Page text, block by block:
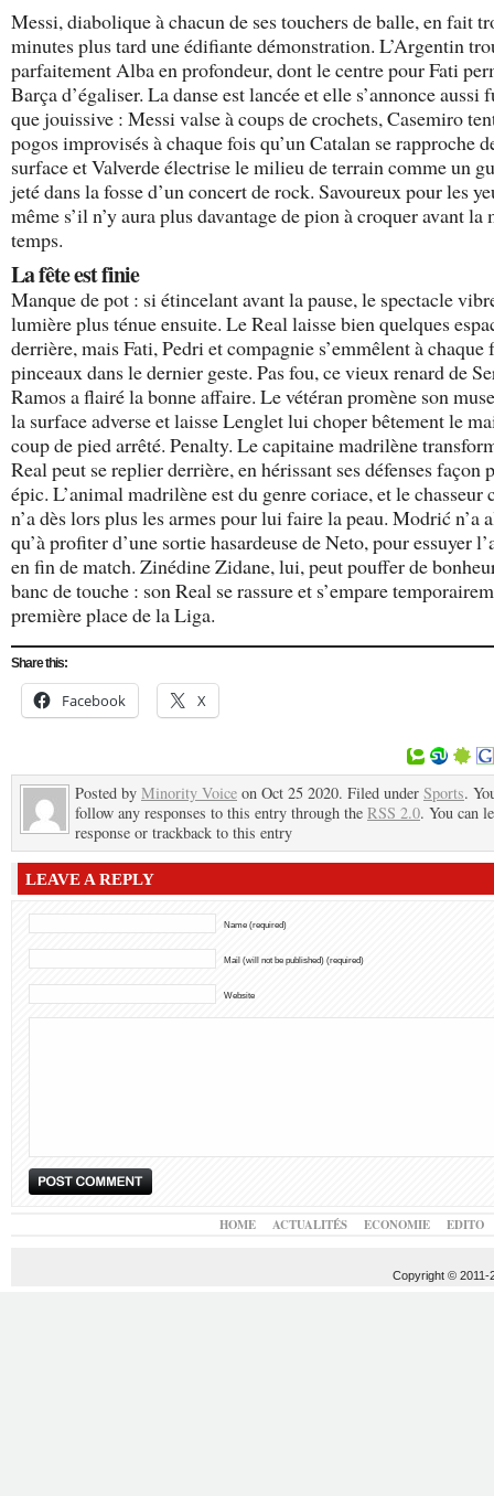
Messi, diabolique à chacun de ses touchers de balle, en fait
minutes plus tard une édifiante démonstration. L’Argentin
parfaitement Alba en profondeur, dont le centre pour Fati
Barça d’égaliser. La danse est lancée et elle s’annonce aussi
que jouissive : Messi valse à coups de crochets, Casemiro
pogos improvisés à chaque fois qu’un Catalan se rapproche
surface et Valverde électrise le milieu de terrain comme un
jeté dans la fosse d’un concert de rock. Savoureux pour les
même s’il n’y aura plus davantage de pion à croquer avant la
temps.
La fête est finie
Manque de pot : si étincelant avant la pause, le spectacle
lumière plus ténue ensuite. Le Real laisse bien quelques
derrière, mais Fati, Pedri et compagnie s’emmêlent à chaque
pinceaux dans le dernier geste. Pas fou, ce vieux renard de
Ramos a flairé la bonne affaire. Le vétéran promène son
la surface adverse et laisse Lenglet lui choper bêtement le
coup de pied arrêté. Penalty. Le capitaine madrilène
Real peut se replier derrière, en hérissant ses défenses façon
épic. L’animal madrilène est du genre coriace, et le chasseur
n’a dès lors plus les armes pour lui faire la peau. Modrić n’a
qu’à profiter d’une sortie hasardeuse de Neto, pour essuyer
en fin de match. Zinédine Zidane, lui, peut pouffer de
banc de touche : son Real se rassure et s’empare
première place de la Liga.
Share this:
Facebook X
Posted by Minority Voice on Oct 25 2020. Filed under Sports.
follow any responses to this entry through the RSS 2.0. You can
response or trackback to this entry
LEAVE A REPLY
Name (required)
Mail (will not be published) (required)
Website
HOME ACTUALITÉS ECONOMIE EDITO
Copyright © 2011-